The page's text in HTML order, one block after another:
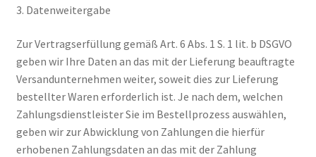
Shop
Termini e condizioni generali
Warenkorb
3. Datenweitergabe
Zur Vertragserfüllung gemäß Art. 6 Abs. 1 S. 1 lit. b DSGVO
geben wir Ihre Daten an das mit der Lieferung beauftragte
Versandunternehmen weiter, soweit dies zur Lieferung
bestellter Waren erforderlich ist. Je nach dem, welchen
Zahlungsdienstleister Sie im Bestellprozess auswählen,
geben wir zur Abwicklung von Zahlungen die hierfür
erhobenen Zahlungsdaten an das mit der Zahlung